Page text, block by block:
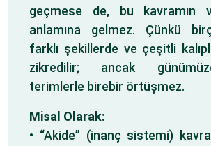
geçmese de, bu kavramın
anlamına gelmez. Çünkü
farklı şekillerde ve çeşitli
zikredilir; ancak
terimlerle birebir örtüşmez.
Misal Olarak:
• “Akide” (inanç sistemi)